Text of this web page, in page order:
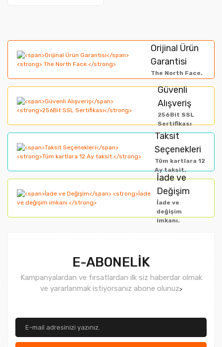
Orijinal Ürün
Garantisi
The North Face.
Güvenli
Alışveriş
256Bit SSL
Sertifikası
Taksit
Seçenekleri
Tüm kartlara 12
Ay taksit.
İade ve
Değişim
İade ve
değişim
imkanı.
E-ABONELİK
Kampanyalardan ve fırsatlardan ilk siz haberdar olmak
ve yararlanmak istiyorsanız abone olunuz>